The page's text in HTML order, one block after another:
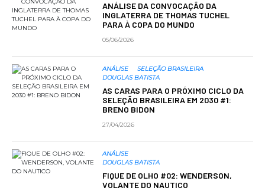
ANÁLISE DA CONVOCAÇÃO DA
INGLATERRA DE THOMAS TUCHEL
PARA À COPA DO MUNDO
05/06/2026
ANÁLISE
SELEÇÃO BRASILEIRA
DOUGLAS BATISTA
AS CARAS PARA O PRÓXIMO CICLO DA
SELEÇÃO BRASILEIRA EM 2030 #1:
BRENO BIDON
27/04/2026
ANÁLISE
DOUGLAS BATISTA
FIQUE DE OLHO #02: WENDERSON,
VOLANTE DO NAUTICO